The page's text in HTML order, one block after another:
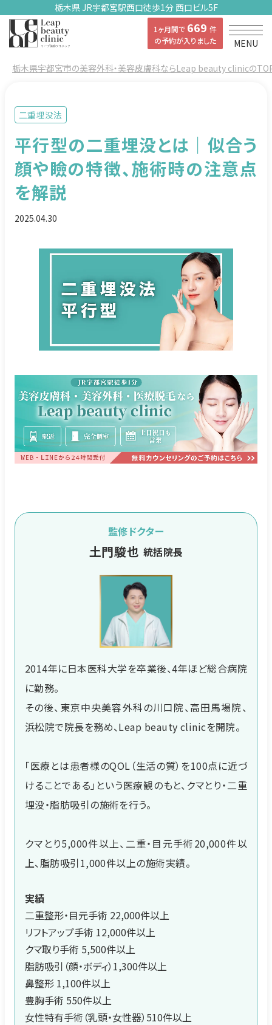
栃木県 JR宇都宮駅西口徒歩1分 西口ビル5F
1ヶ月間で 669 件
の予約が入りました
MENU
栃木県宇都宮市の美容外科・美容皮膚科ならLeap beauty clinicの
二重埋没法
平行型の二重埋没とは｜似合う
顔や瞼の特徴、施術時の注意点
を解説
2025.04.30
監修ドクター
土門駿也 統括院長
2014年に日本医科大学を卒業後、4年ほど総合病院
に勤務。
その後、東京中央美容外科の川口院、高田馬場院、
浜松院で院長を務め、Leap beauty clinicを開院。
「医療とは患者様のQOL（生活の質）を100点に近づ
けることである」という医療観のもと、クマとり・二重
埋没・脂肪吸引の施術を行う。
クマとり5,000件以上、二重・目元手術20,000件以
上、脂肪吸引1,000件以上の施術実績。
実績
二重整形・目元手術 22,000件以上
リフトアップ手術 12,000件以上
クマ取り手術 5,500件以上
脂肪吸引（顔・ボディ）1,300件以上
鼻整形 1,100件以上
豊胸手術 550件以上
女性特有手術（乳頭・女性器）510件以上